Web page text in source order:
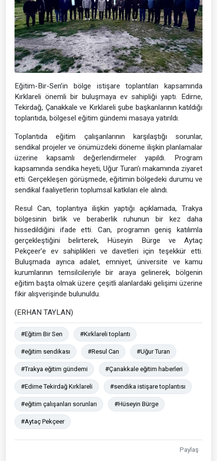
Eğitim-Bir-Sen’in bölge istişare toplantıları kapsamında
Kırklareli önemli bir buluşmaya ev sahipliği yaptı. Edirne,
Tekirdağ, Çanakkale ve Kırklareli şube başkanlarının katıldığı
toplantıda, bölgesel eğitim gündemi masaya yatırıldı.
Toplantıda eğitim çalışanlarının karşılaştığı sorunlar,
sendikal projeler ve önümüzdeki döneme ilişkin planlamalar
üzerine kapsamlı değerlendirmeler yapıldı. Program
kapsamında sendika heyeti, Uğur Turan’ı makamında ziyaret
etti. Gerçekleşen görüşmede, eğitimin bölgedeki durumu ve
sendikal faaliyetlerin toplumsal katkıları ele alındı.
Resul Can, toplantıya ilişkin yaptığı açıklamada, Trakya
bölgesinin birlik ve beraberlik ruhunun bir kez daha
hissedildiğini ifade etti. Can, programın geniş katılımla
gerçekleştiğini belirterek, Hüseyin Bürge ve Aytaç
Pekçeer’e ev sahiplikleri ve davetleri için teşekkür etti.
Buluşmada ayrıca adalet, emniyet, üniversite ve kamu
kurumlarının temsilcileriyle bir araya gelinerek, bölgenin
eğitim başta olmak üzere çeşitli alanlardaki gelişimi üzerine
fikir alışverişinde bulunuldu.
(ERHAN TAYLAN)
#Eğitim Bir Sen #Kırklareli toplantı
#eğitim sendikası #Resul Can #Uğur Turan
#Trakya eğitim gündemi #Çanakkale eğitim haberleri
#Edirne Tekirdağ Kırklareli #sendika istişare toplantısı
#eğitim çalışanları sorunları #Hüseyin Bürge
#Aytaç Pekçeer
Paylaş